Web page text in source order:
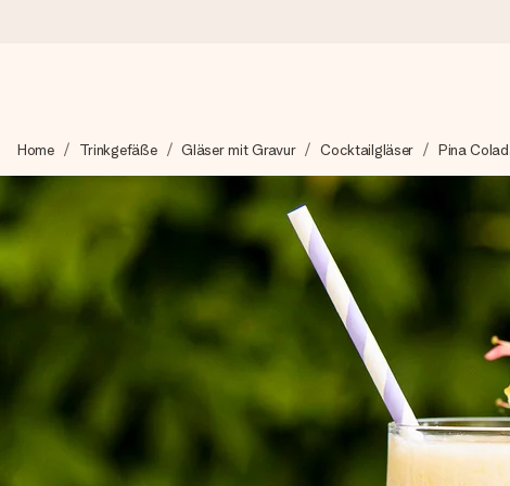
Wir bereiten dein Geschenk sorgfältig vor und schicken es
4,8 (basierend auf +15.000 Bewertungen)
Unsere Geschenke begeistern. Kunden bewerten uns mit 4,8 bei
Mit Liebe gemacht, im Handumdrehen
Erstelle etwas Einzigartiges in wenigen Schritten – mit ihrem
Home Trinkgefäße Gläser mit Gravur Cocktailgläser Pina